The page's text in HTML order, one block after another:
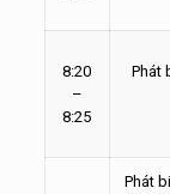
8:20
–
8:25
Phát
Phát